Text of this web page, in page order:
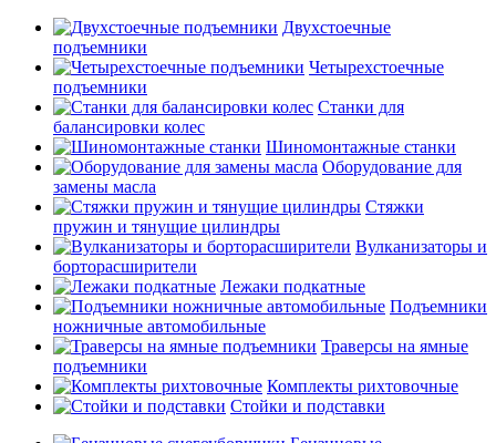
Двухстоечные
подъемники
Четырехстоечные
подъемники
Станки для
балансировки колес
Шиномонтажные станки
Оборудование для
замены масла
Стяжки
пружин и тянущие цилиндры
Вулканизаторы и
борторасширители
Лежаки подкатные
Подъемники
ножничные автомобильные
Траверсы на ямные
подъемники
Комплекты рихтовочные
Стойки и подставки